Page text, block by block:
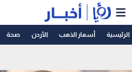
الرئيسية أسعار الذهب الأردن صحة